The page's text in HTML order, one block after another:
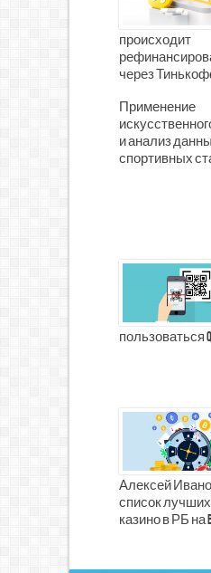
происходит
через
Применение
и анализ
спортивных
пользоваться
Алексей
список
казино в РБ на